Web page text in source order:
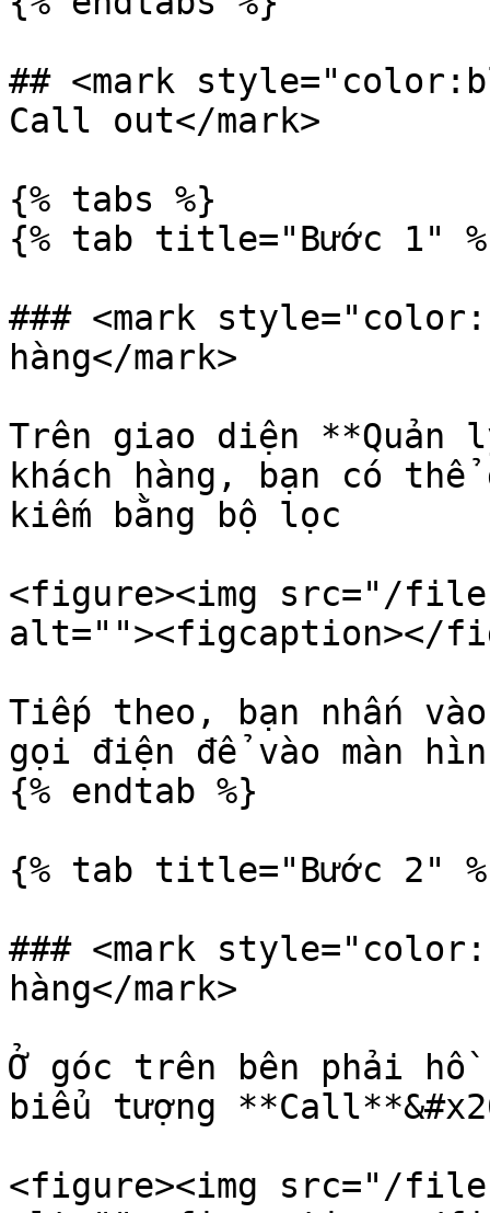
## <mark
Call out</mark>
{% tabs %}
{% tab title="Bước 1"
### <mark
hàng</mark>
Trên giao diện **Quản
khách hàng, bạn có
kiếm bằng bộ lọc
<figure><img src="/files/
alt=""><figcaption></
Tiếp theo, bạn nhấn vào
gọi điện để vào màn
{% endtab %}
{% tab title="Bước 2"
### <mark
hàng</mark>
Ở góc trên bên phải hồ
biểu tượng
<figure><img src="/files/